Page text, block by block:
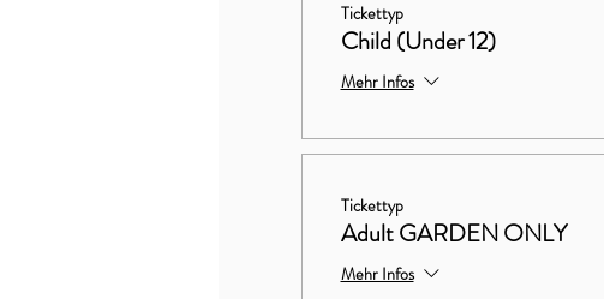
Tickettyp
Child (Under 12)
Mehr Infos
Tickettyp
Adult GARDEN ONLY
Mehr Infos